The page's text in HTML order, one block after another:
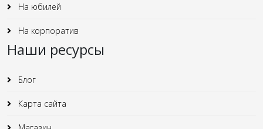
На юбилей
На корпоратив
Наши ресурсы
Блог
Карта сайта